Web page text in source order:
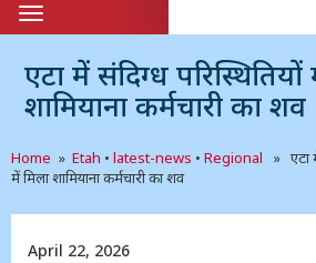
Toggle
navigation
एटा में संदिग्ध
शामियाना कर्मचारी का शव
Home » Etah • latest-news • Regional » एटा
में मिला शामियाना कर्मचारी का शव
April 22, 2026